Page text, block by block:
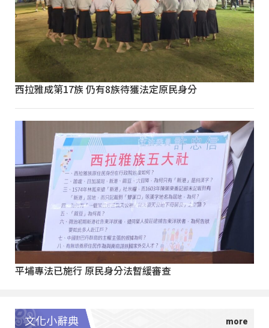
西拉雅成第17族 仍有8族待獲法定原民身分
平埔專法已施行 原民身分法暫緩審查
文化小辭典